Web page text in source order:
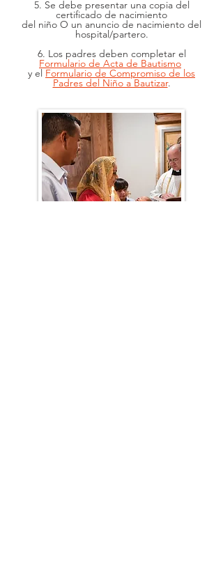
5. Se debe presentar una copia del
certificado de nacimiento
del niño O un anuncio de nacimiento del
hospital/partero.
6. Los padres deben completar el
Formulario de Acta de Bautismo
y el Formulario de Compromiso de los
Padres del Niño a Bautizar.